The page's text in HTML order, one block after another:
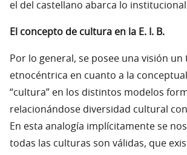
el del castellano abarca lo
El concepto de cultura en la E. I. B.
Por lo general, se posee una visión un
etnocéntrica en cuanto a la
“cultura” en los distintos modelos
relacionándose diversidad cultural con
En esta analogía implícitamente se
todas las culturas son válidas, que